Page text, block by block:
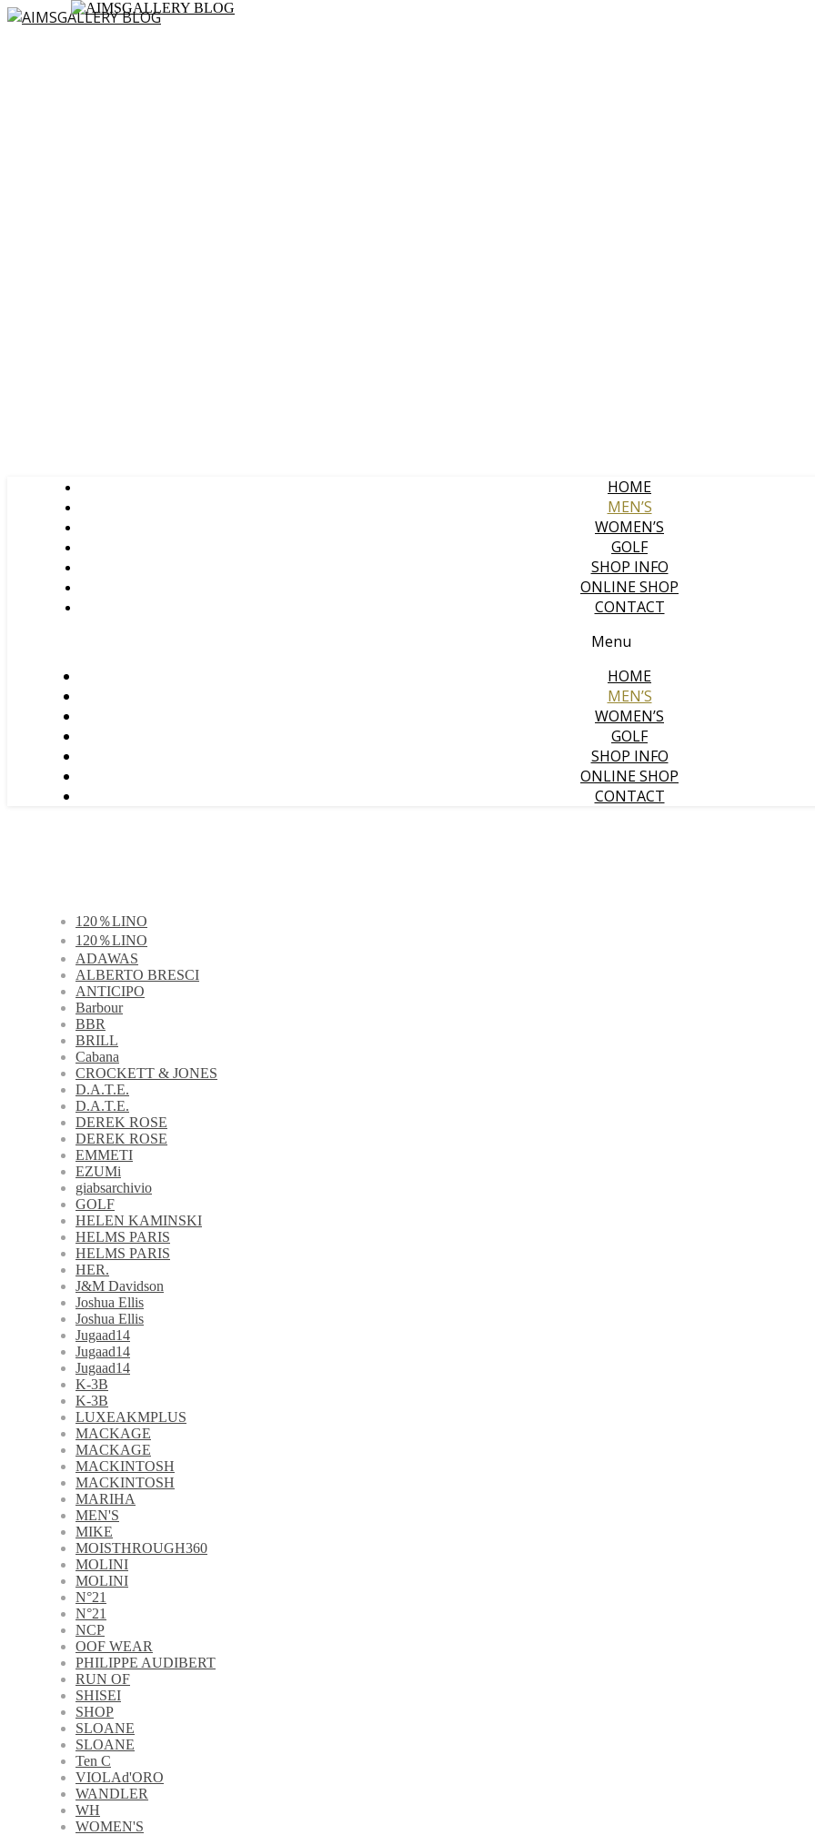
HOME
MEN’S
WOMEN’S
GOLF
SHOP INFO
ONLINE SHOP
CONTACT
Menu
HOME
MEN’S
WOMEN’S
GOLF
SHOP INFO
ONLINE SHOP
CONTACT
120％LINO
120％LINO
ADAWAS
ALBERTO BRESCI
ANTICIPO
Barbour
BBR
BRILL
Cabana
CROCKETT & JONES
D.A.T.E.
D.A.T.E.
DEREK ROSE
DEREK ROSE
EMMETI
EZUMi
giabsarchivio
GOLF
HELEN KAMINSKI
HELMS PARIS
HELMS PARIS
HER.
J&M Davidson
Joshua Ellis
Joshua Ellis
Jugaad14
Jugaad14
Jugaad14
K-3B
K-3B
LUXEAKMPLUS
MACKAGE
MACKAGE
MACKINTOSH
MACKINTOSH
MARIHA
MEN'S
MIKE
MOISTHROUGH360
MOLINI
MOLINI
N°21
N°21
NCP
OOF WEAR
PHILIPPE AUDIBERT
RUN OF
SHISEI
SHOP
SLOANE
SLOANE
Ten C
VIOLAd'ORO
WANDLER
WH
WOMEN'S